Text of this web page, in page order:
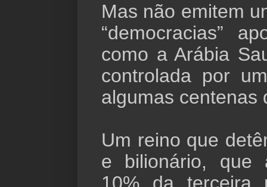
Mas não emitem
“democracias”
como a Arábia
controlada por
algumas centenas
Um reino que
e bilionário, que